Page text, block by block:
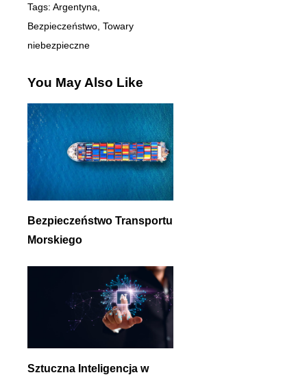
Tags: Argentyna
Bezpieczeństwo Towary
niebezpieczne
You May Also Like
Bezpieczeństwo Transportu
Morskiego
Sztuczna Inteligencja w